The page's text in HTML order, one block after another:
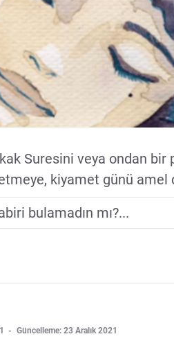
Suresini veya ondan
kiyamet günü
Güncelleme: 23 Aralık 2021